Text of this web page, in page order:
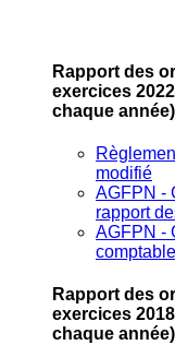
Rapport des
exercices
chaque année)
modifié
AGFPN ‐
rapport
AGFPN ‐
Rapport des
exercices
chaque année)